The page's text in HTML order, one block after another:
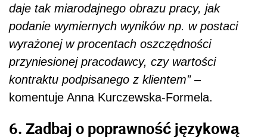
daje tak miarodajnego obrazu pracy, jak
podanie wymiernych wyników np. w postaci
wyrażonej w procentach oszczędności
przyniesionej pracodawcy, czy wartości
kontraktu podpisanego z klientem”–
komentuje Anna Kurczewska-Formela.
6. Zadbaj o poprawność językową